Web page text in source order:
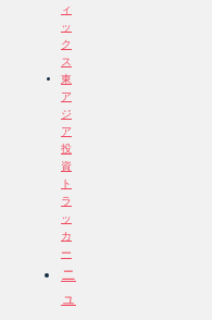
ィ
ッ
ク
ス
東
ア
ジ
ア
投
資
ト
ラ
ッ
カ
ー
ニ
ュ